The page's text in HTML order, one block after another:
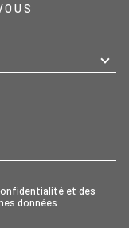
et des
données